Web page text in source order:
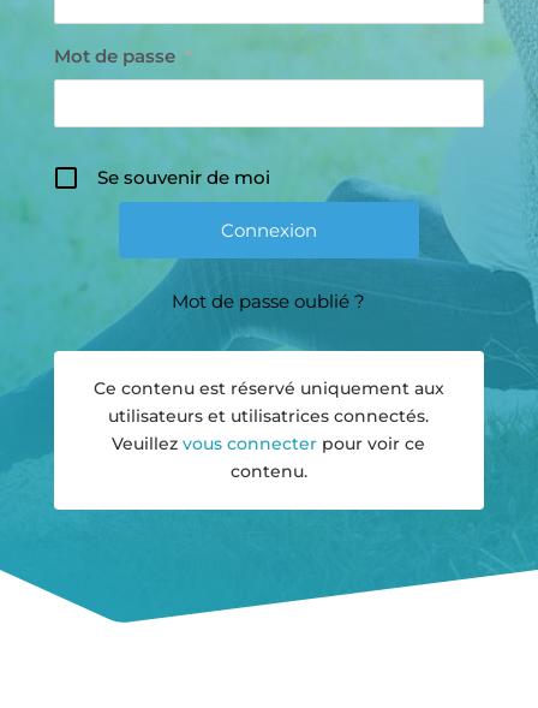
Mot de passe *
Se souvenir de moi
Mot de passe oublié ?
Ce contenu est réservé uniquement aux
utilisateurs et utilisatrices connectés.
Veuillezvous connecter pour voir ce
contenu.